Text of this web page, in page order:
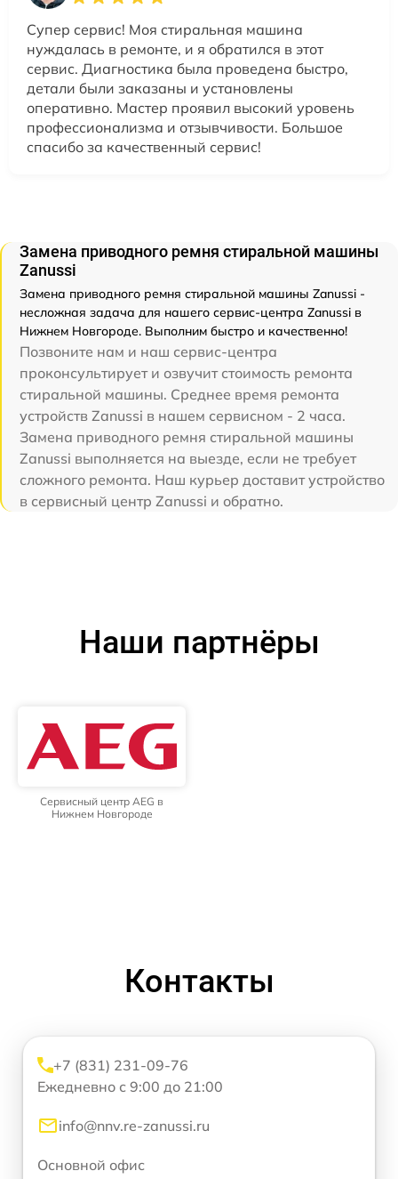
Супер сервис! Моя стиральная машина
нуждалась в ремонте, и я обратился в этот
сервис. Диагностика была проведена быстро,
детали были заказаны и установлены
оперативно. Мастер проявил высокий уровень
профессионализма и отзывчивости. Большое
спасибо за качественный сервис!
Замена приводного ремня стиральной машины
Zanussi
Замена приводного ремня стиральной машины Zanussi -
несложная задача для нашего сервис-центра Zanussi в
Нижнем Новгороде. Выполним быстро и качественно!
Позвоните нам и наш сервис-центра
проконсультирует и озвучит стоимость ремонта
стиральной машины. Среднее время ремонта
устройств Zanussi в нашем сервисном - 2 часа.
Замена приводного ремня стиральной машины
Zanussi выполняется на выезде, если не требует
сложного ремонта. Наш курьер доставит устройство
в сервисный центр Zanussi и обратно.
Наши партнёры
Сервисный центр AEG в
Нижнем Новгороде
Контакты
+7 (831) 231-09-76
Ежедневно с 9:00 до 21:00
info@nnv.re-zanussi.ru
Основной офис